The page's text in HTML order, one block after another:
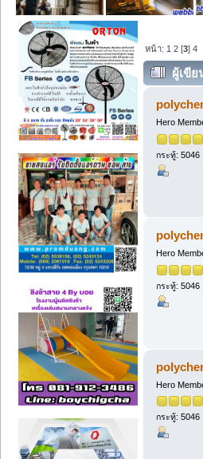
หน้า: 1 2 [3]4
ผู้เขีย
ตาร์ช ผ
Hero
กระทู้: 5046
Hero
กระทู้: 5046
Hero
กระทู้: 5046